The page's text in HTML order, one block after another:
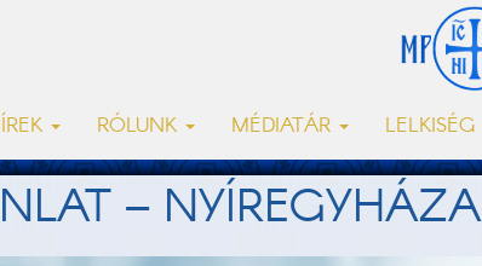
RÓLUNK MÉDIATÁR LELKISÉG
– NYÍREGYHÁZA